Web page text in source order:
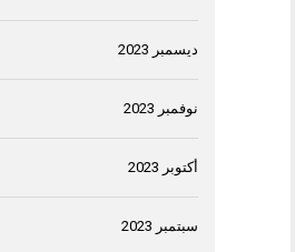
ديسمبر 2023
نوفمبر 2023
أكتوبر 2023
سبتمبر 2023